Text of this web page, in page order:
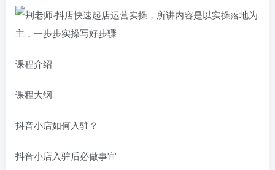
课程介绍
课程大纲
抖音小店如何入驻？
抖音小店入驻后必做事宜